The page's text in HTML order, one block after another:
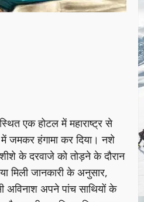
एक होटल में महाराष्ट्र से
जमकर हंगामा कर दिया। नशे
के दरवाजे को तोड़ने के दौरान
मिली जानकारी के अनुसार,
अविनाश अपने पांच साथियों के